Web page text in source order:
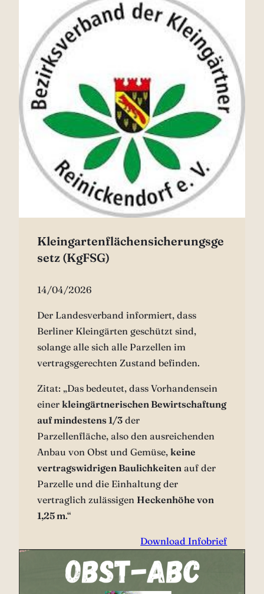
Kleingartenflächensicherungsge
setz (KgFSG)
14/04/2026
Der Landesverband informiert, dass
Berliner Kleingärten geschützt sind,
solange alle sich alle Parzellen im
vertragsgerechten Zustand befinden.
Zitat: „Das bedeutet, dass Vorhandensein
einer kleingärtnerischen Bewirtschaftung
auf mindestens 1/3der
Parzellenfläche, also den ausreichenden
Anbau von Obst und Gemüse, keine
vertragswidrigen Baulichkeiten auf der
Parzelle und die Einhaltung der
vertraglich zulässigen Heckenhöhe von
1,25 m.“
Download Infobrief